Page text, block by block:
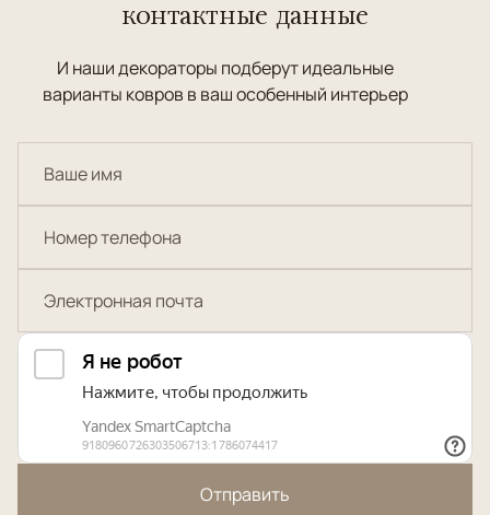
контактные данные
И наши декораторы подберут идеальные
варианты ковров в ваш особенный интерьер
Отправить